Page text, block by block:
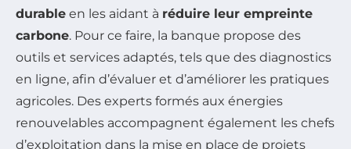
durable en les aidant à réduire leur empreinte
carbone. Pour ce faire, la banque propose des
outils et services adaptés, tels que des diagnostics
en ligne, afin d’évaluer et d’améliorer les pratiques
agricoles. Des experts formés aux énergies
renouvelables accompagnent également les chefs
d’exploitation dans la mise en place de projets